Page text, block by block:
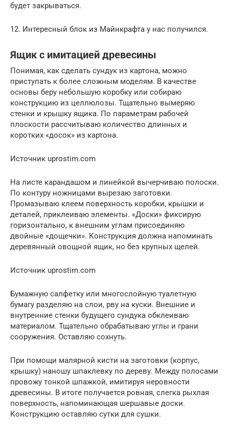
будет закрываться.
12. Интересный блок из Майнкрафта у нас получился.
Ящик с имитацией древесины
Понимая, как сделать сундук из картона, можно
приступать к более сложным моделям. В качестве
основы беру небольшую коробку или собираю
конструкцию из целлюлозы. Тщательно вымеряю
стенки и крышку ящика. По параметрам рабочей
плоскости рассчитываю количество длинных и
коротких «досок» из картона.
Источник uprostim.com
На листе карандашом и линейкой вычерчиваю полоски.
По контуру ножницами вырезаю заготовки.
Промазываю клеем поверхность коробки, крышки и
деталей, приклеиваю элементы. «Доски» фиксирую
горизонтально, к внешним углам присоединяю
двойные «дощечки». Конструкция должна напоминать
деревянный овощной ящик, но без крупных щелей.
Источник uprostim.com
Бумажную салфетку или многослойную туалетную
бумагу разделяю на слои, рву на куски. Внешние и
внутренние стенки будущего сундука обклеиваю
материалом. Тщательно обрабатываю углы и грани
сооружения. Оставляю сохнуть.
При помощи малярной кисти на заготовки (корпус,
крышку) наношу шпаклевку по дереву. Между полосами
провожу тонкой шпажкой, имитируя неровности
древесины. В итоге получается ровная, слегка рыхлая
поверхность, напоминающая шершавые доски.
Конструкцию оставляю сутки для сушки.